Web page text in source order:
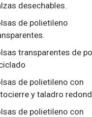
desechables.
de polietileno
transparentes de
de polietileno con
y taladro
de polietileno con